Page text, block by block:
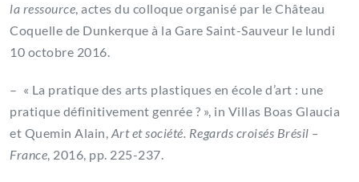
la ressource, actes du colloque organisé par le Château
Coquelle de Dunkerque à la Gare Saint-Sauveur le lundi
10 octobre 2016.
– « La pratique des arts plastiques en école d’art : une
pratique définitivement genrée ? », in Villas Boas Glaucia
et Quemin Alain, Art et société. Regards croisés Brésil –
France, 2016, pp. 225-237.